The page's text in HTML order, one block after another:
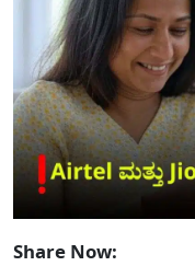
Share Now: